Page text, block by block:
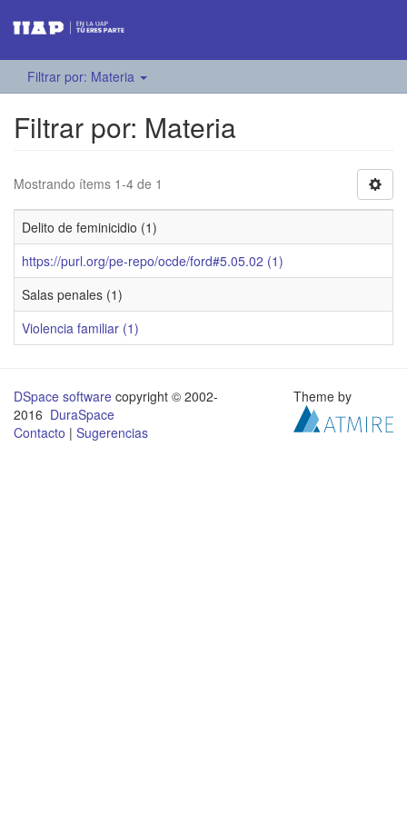
Filtrar por: Materia
Filtrar por: Materia
Mostrando ítems 1-4 de 1
Delito de feminicidio (1)
https://purl.org/pe-repo/ocde/ford#5.05.02 (1)
Salas penales (1)
Violencia familiar (1)
DSpace software copyright © 2002-
2016 DuraSpace
Contacto | Sugerencias
Theme by